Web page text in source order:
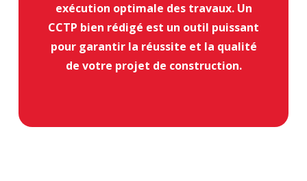
exécution optimale des travaux. Un
CCTP bien rédigé est un outil puissant
pour garantir la réussite et la qualité
de votre projet de construction.